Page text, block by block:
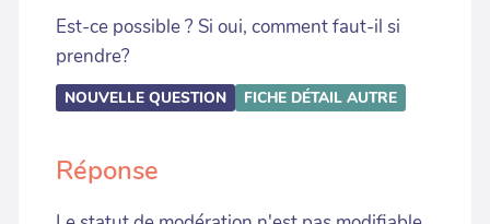
Est-ce possible ? Si oui, comment faut-il si
prendre?
NOUVELLE QUESTION FICHE DÉTAIL AUTRE
Réponse